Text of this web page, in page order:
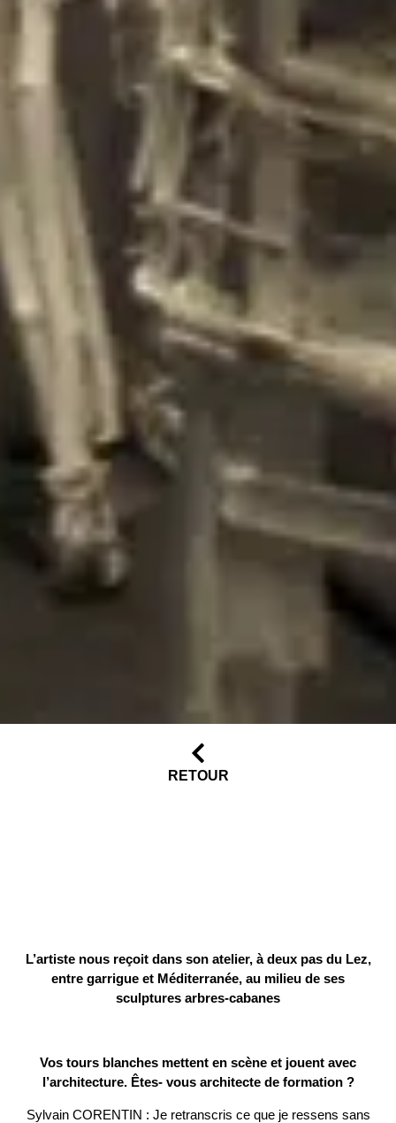
RETOUR
L’artiste nous reçoit dans son atelier, à deux pas du Lez,
entre garrigue et Méditerranée, au milieu de ses
sculptures arbres-cabanes
Vos tours blanches mettent en scène et jouent avec
l’architecture. Êtes- vous architecte de formation ?
Sylvain CORENTIN : Je retranscris ce que je ressens sans